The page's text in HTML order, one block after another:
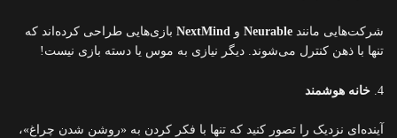
شرکت‌هایی مانند Neurable و NextMind بازی‌هایی طراحی کرده‌اند که
تنها با ذهن کنترل می‌شوند. دیگر نیازی به موس یا دسته بازی نیست!
4. خانه هوشمند
آینده‌ای نزدیک را تصور کنید که تنها با فکر کردن به «روشن شدن چراغ»،